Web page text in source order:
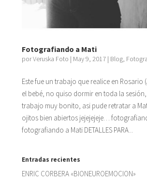
Fotografiando a Mati
porVeruska Foto | May 9, 2017| Blog,
Este fue un trabajo que realice en Rosario
el bebé, no quiso dormir en toda la
trabajo muy bonito, asi pude retratar a
ojitos bien abiertos jejejejeje…
fotografiando a Mati DETALLES PARA...
Entradas recientes
ENRIC CORBERA «BIONEUROEMOCION»